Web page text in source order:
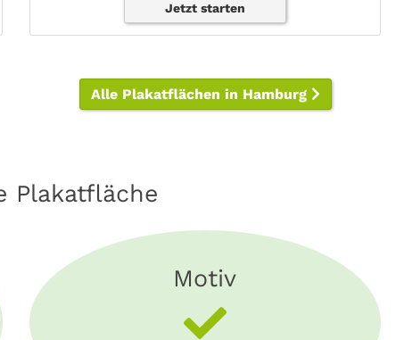
Jetzt starten
Alle Plakatflächen in Hamburg
Plakatfläche
Motiv